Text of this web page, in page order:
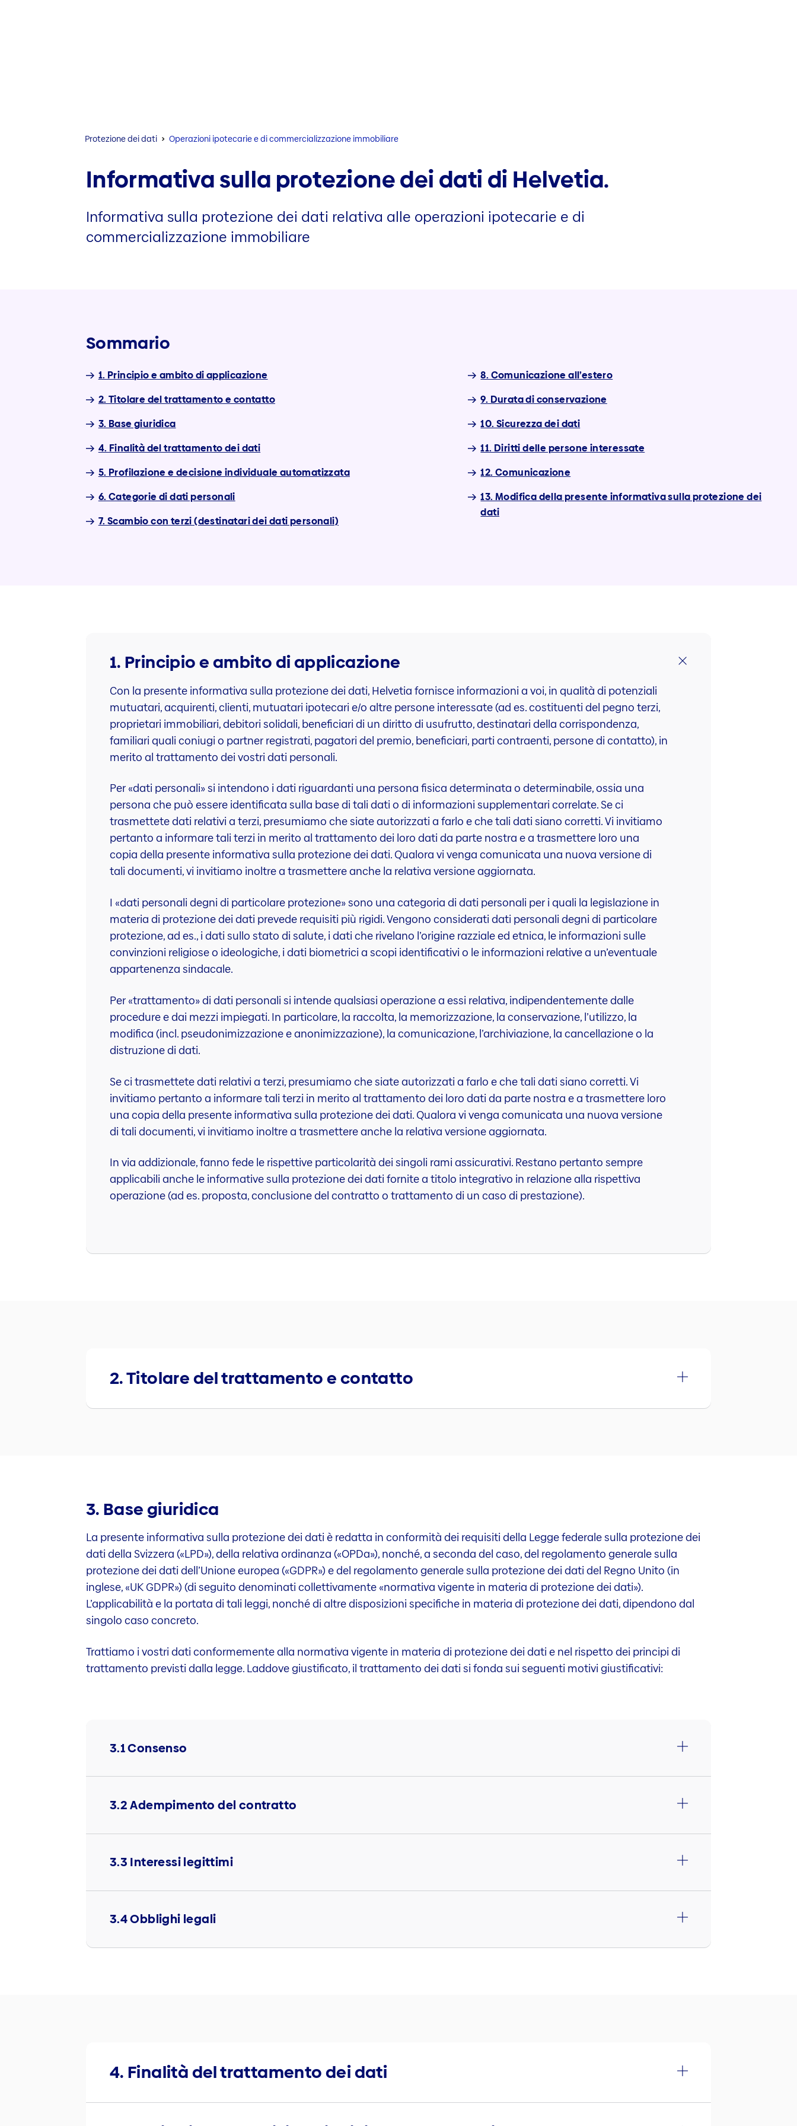
Protezione dei dati Operazioni ipotecarie e di commercializzazione immobiliare
Informativa sulla protezione dei dati di Helvetia.
Informativa sulla protezione dei dati relativa alle operazioni ipotecarie e di
commercializzazione immobiliare
Sommario
1. Principio e ambito di applicazione
2. Titolare del trattamento e contatto
3. Base giuridica
4. Finalità del trattamento dei dati
5. Profilazione e decisione individuale automatizzata
6. Categorie di dati personali
7. Scambio con terzi (destinatari dei dati personali)
8. Comunicazione all’estero
9. Durata di conservazione
10. Sicurezza dei dati
11. Diritti delle persone interessate
12. Comunicazione
13. Modifica della presente informativa sulla protezione dei
dati
1. Principio e ambito di applicazione
Con la presente informativa sulla protezione dei dati, Helvetia fornisce informazioni a voi, in qualità di potenziali
mutuatari, acquirenti, clienti, mutuatari ipotecari e/o altre persone interessate (ad es. costituenti del pegno terzi,
proprietari immobiliari, debitori solidali, beneficiari di un diritto di usufrutto, destinatari della corrispondenza,
familiari quali coniugi o partner registrati, pagatori del premio, beneficiari, parti contraenti, persone di contatto), in
merito al trattamento dei vostri dati personali.
Per «dati personali» si intendono i dati riguardanti una persona fisica determinata o determinabile, ossia una
persona che può essere identificata sulla base di tali dati o di informazioni supplementari correlate. Se ci
trasmettete dati relativi a terzi, presumiamo che siate autorizzati a farlo e che tali dati siano corretti. Vi invitiamo
pertanto a informare tali terzi in merito al trattamento dei loro dati da parte nostra e a trasmettere loro una
copia della presente informativa sulla protezione dei dati. Qualora vi venga comunicata una nuova versione di
tali documenti, vi invitiamo inoltre a trasmettere anche la relativa versione aggiornata.
I «dati personali degni di particolare protezione» sono una categoria di dati personali per i quali la legislazione in
materia di protezione dei dati prevede requisiti più rigidi. Vengono considerati dati personali degni di particolare
protezione, ad es., i dati sullo stato di salute, i dati che rivelano l’origine razziale ed etnica, le informazioni sulle
convinzioni religiose o ideologiche, i dati biometrici a scopi identificativi o le informazioni relative a un’eventuale
appartenenza sindacale.
Per «trattamento» di dati personali si intende qualsiasi operazione a essi relativa, indipendentemente dalle
procedure e dai mezzi impiegati. In particolare, la raccolta, la memorizzazione, la conservazione, l’utilizzo, la
modifica (incl. pseudonimizzazione e anonimizzazione), la comunicazione, l’archiviazione, la cancellazione o la
distruzione di dati.
Se ci trasmettete dati relativi a terzi, presumiamo che siate autorizzati a farlo e che tali dati siano corretti. Vi
invitiamo pertanto a informare tali terzi in merito al trattamento dei loro dati da parte nostra e a trasmettere loro
una copia della presente informativa sulla protezione dei dati. Qualora vi venga comunicata una nuova versione
di tali documenti, vi invitiamo inoltre a trasmettere anche la relativa versione aggiornata.
In via addizionale, fanno fede le rispettive particolarità dei singoli rami assicurativi. Restano pertanto sempre
applicabili anche le informative sulla protezione dei dati fornite a titolo integrativo in relazione alla rispettiva
operazione (ad es. proposta, conclusione del contratto o trattamento di un caso di prestazione).
2. Titolare del trattamento e contatto
3. Base giuridica
La presente informativa sulla protezione dei dati è redatta in conformità dei requisiti della Legge federale sulla protezione dei
dati della Svizzera («LPD»), della relativa ordinanza («OPDa»), nonché, a seconda del caso, del regolamento generale sulla
protezione dei dati dell’Unione europea («GDPR») e del regolamento generale sulla protezione dei dati del Regno Unito (in
inglese, «UK GDPR») (di seguito denominati collettivamente «normativa vigente in materia di protezione dei dati»).
L’applicabilità e la portata di tali leggi, nonché di altre disposizioni specifiche in materia di protezione dei dati, dipendono dal
singolo caso concreto.
Trattiamo i vostri dati conformemente alla normativa vigente in materia di protezione dei dati e nel rispetto dei principi di
trattamento previsti dalla legge. Laddove giustificato, il trattamento dei dati si fonda sui seguenti motivi giustificativi:
3.1 Consenso
3.2 Adempimento del contratto
3.3 Interessi legittimi
3.4 Obblighi legali
4. Finalità del trattamento dei dati